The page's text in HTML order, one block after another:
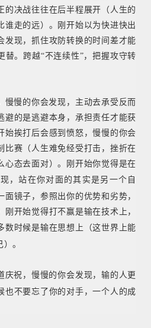
的决战往往在后半程展开（人生的
谁走的远）。
刚开始以为快进快出
发现，抓住攻防转换的时间差才能
替。跨越“不连续性”，把握攻守转
慢的你会发现，主动去承受反而
避的是逃避本身，承担责任才能获
始挨打后会感到愤怒，慢慢的你会
比赛 （人生难免经受打击，挫折在
心态去面对）。
刚开始你觉得是在
，站在你对面的其实是另一个自
面镜子，参照出你的优势和劣势，
刚开始觉得打不赢是输在技术上，
数时候是输在思想上
（这世界上能
。
祝，慢慢的你会发现，输的人更
也不要忘了你的对手，一个人的成